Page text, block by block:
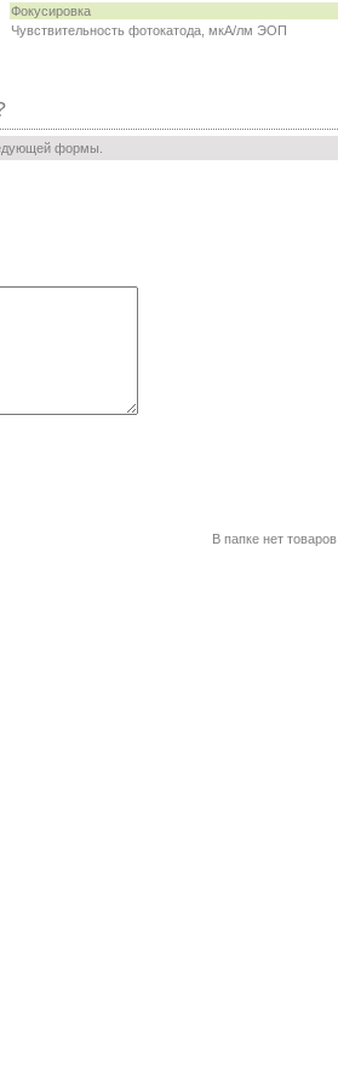
Фокусировка
Чувствительность фотокатода, мкA/лм ЭОП
формы.
В папке нет товаров